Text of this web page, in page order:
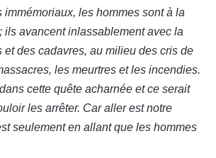
immémoriaux, les hommes sont à la
ils avancent inlassablement avec la
et des cadavres, au milieu des cris de
les meurtres et les incendies.
cette quête acharnée et ce serait
les arrêter. Car aller est notre
seulement en allant que les hommes